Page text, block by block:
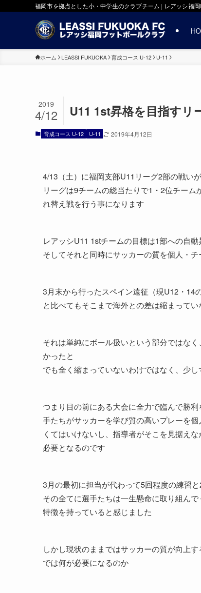
福岡市を拠点とした小・中学生のクラブチーム | レアッシ福岡
ホーム LEASSI FUKUOKA 育成コース U-12 U-11
U11 1st昇格を目指すリ
2019
4/12
育成コース U-12 U-11 2019年4月12日
4/13（土）に福岡支部U11リーグ2部の戦い
リーグは9チームの総当たりで1・2位チー
れ替え戦を行う事になります
レアッシU11 1stチームの目標は1部への自
そしてそれと同時にサッカーの質を個人・
3月末から行ったスペイン遠征（現U12・14
と比べてもそこまで海外との差は縮まって
それは単純にボール扱いという部分ではな
かったと
でも全く縮まっていないわけではなく、少
つまり目の前にある大会に全力で臨んで勝
手たちがサッカーを学び質の高いプレーを
くてはいけないし、指導者がそこを見据え
必要となるのです
3月の最初に担当が代わって5回程度の練習
その全てに選手たちは一生懸命に取り組ん
特徴を持っていると感じました
しかし現状のままではサッカーの質が向上
では何が必要になるのか